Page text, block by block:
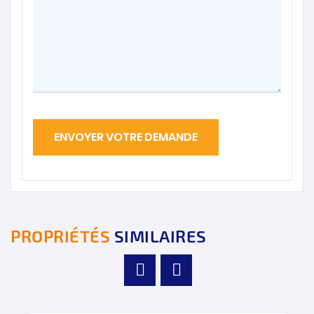
PROPRIÉTÉS SIMILAIRES